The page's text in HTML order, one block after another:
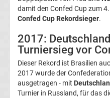
Bundesliga
Ergebnisse
2.
Liga
damit den Confed Cup zum
Confed Cup Rekordsieger.
2017:
Turniersieg vor
Dieser Rekord ist Brasilien
2017 wurde der
ausgetragen - mit
Turnier in Russland, für das